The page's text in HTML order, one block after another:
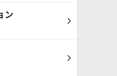
ン